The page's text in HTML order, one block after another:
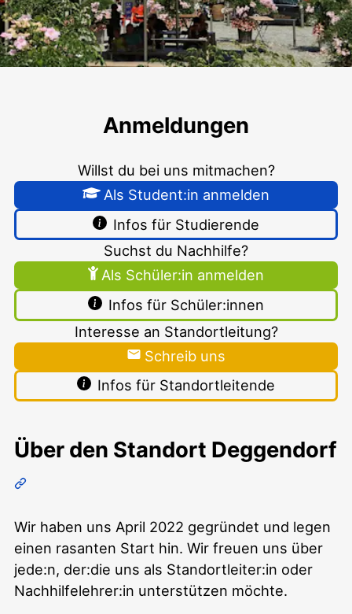
Deggendorf
Anmeldungen
Willst du bei uns mitmachen?
Als Student:in anmelden
Infos für Studierende
Suchst du Nachhilfe?
Als Schüler:in anmelden
Infos für Schüler:innen
Interesse an Standortleitung?
Schreib uns
Infos für Standortleitende
Über den Standort Deggendorf
Wir haben uns April 2022 gegründet und legen
einen rasanten Start hin. Wir freuen uns über
jede:n, der:die uns als Standortleiter:in oder
Nachhilfelehrer:in unterstützen möchte.